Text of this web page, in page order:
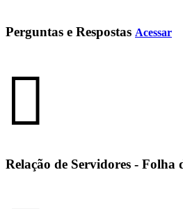
Perguntas e Respostas Acessar
Relação de Servidores - Folha